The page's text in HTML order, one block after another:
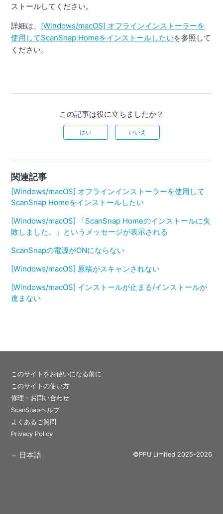
ストールしてください。
詳細は、 [Windows/macOS] オフラインインストーラーを
使用してScanSnap Homeをインストールしたいを参照して
ください。
この記事は役に立ちましたか？
はい いいえ
関連記事
[Windows/macOS] オフラインインストーラーを使用して
ScanSnap Homeをインストールしたい
[Windows/macOS] 「ScanSnap Homeのインストールに失
敗しました。」というメッセージが表示される
ScanSnapの電源がONにならない
[Windows/macOS] 原稿がスキャンされない
[Windows/macOS] インストールが止まる/インストールが
進まない
このサイトをお使いになる前に
このサイトの使い方
修理・お問い合わせ
ScanSnapヘルプ
よくあるご質問
Privacy Policy
日本語 ©PFU Limited 2025-2026